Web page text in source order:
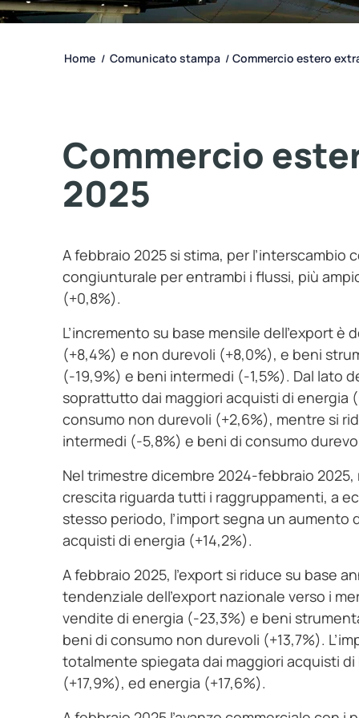
Home / Comunicato stampa / Commercio estero
Commercio
2025
A febbraio 2025 si stima, per l’interscambio
congiunturale per entrambi i flussi, più
(+0,8%).
L’incremento su base mensile dell’export
(+8,4%) e non durevoli (+8,0%), e beni
(-19,9%) e beni intermedi (-1,5%). Dal lato
soprattutto dai maggiori acquisti di energia
consumo non durevoli (+2,6%), mentre si
intermedi (-5,8%) e beni di consumo
Nel trimestre dicembre 2024-febbraio
crescita riguarda tutti i raggruppamenti, a
stesso periodo, l’import segna un
acquisti di energia (+14,2%).
A febbraio 2025, l’export si riduce su base
tendenziale dell’export nazionale verso i
vendite di energia (-23,3%) e beni
beni di consumo non durevoli (+13,7%).
totalmente spiegata dai maggiori acquisti di
(+17,9%), ed energia (+17,6%).